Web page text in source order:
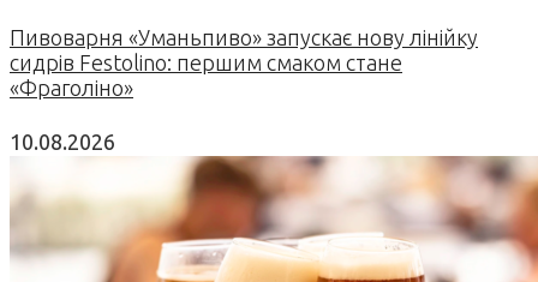
Пивоварня «Уманьпиво» запускає нову лінійку
сидрів Festolino: першим смаком стане
«Фраголіно»
10.08.2026